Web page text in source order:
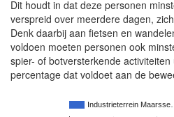
Dit houdt in dat deze personen
verspreid over meerdere dagen,
Denk daarbij aan fietsen en
voldoen moeten personen ook
spier- of botversterkende
percentage dat voldoet aan de
Industrieterrein Maarsse…